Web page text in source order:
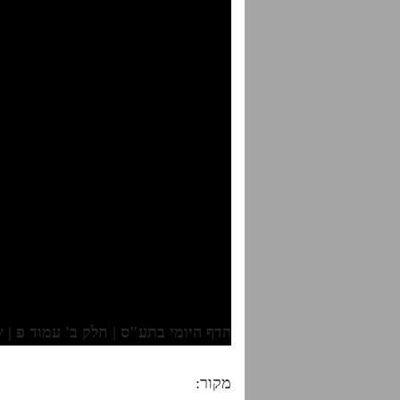
הדף היומי בתע"ס | חלק ב' עמוד פ |
מקור: